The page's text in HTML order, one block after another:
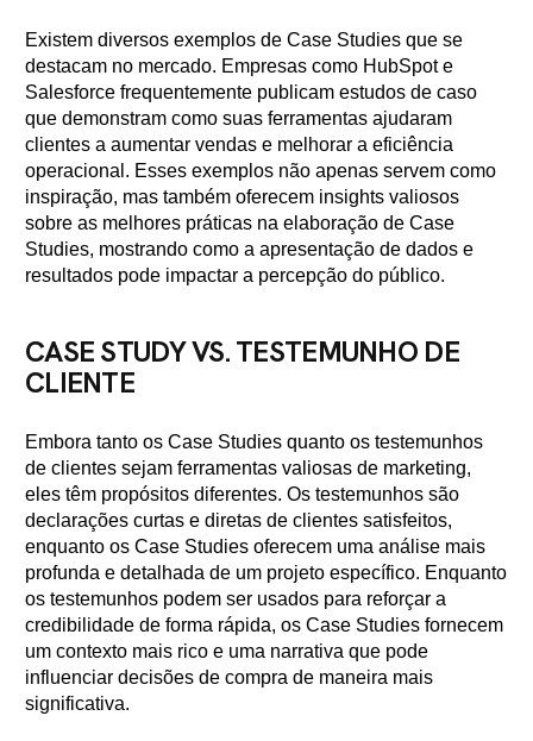
Existem diversos exemplos de Case Studies que se
destacam no mercado. Empresas como HubSpot e
Salesforce frequentemente publicam estudos de caso
que demonstram como suas ferramentas ajudaram
clientes a aumentar vendas e melhorar a eficiência
operacional. Esses exemplos não apenas servem como
inspiração, mas também oferecem insights valiosos
sobre as melhores práticas na elaboração de Case
Studies, mostrando como a apresentação de dados e
resultados pode impactar a percepção do público.
CASE STUDY VS. TESTEMUNHO DE
CLIENTE
Embora tanto os Case Studies quanto os testemunhos
de clientes sejam ferramentas valiosas de marketing,
eles têm propósitos diferentes. Os testemunhos são
declarações curtas e diretas de clientes satisfeitos,
enquanto os Case Studies oferecem uma análise mais
profunda e detalhada de um projeto específico. Enquanto
os testemunhos podem ser usados para reforçar a
credibilidade de forma rápida, os Case Studies fornecem
um contexto mais rico e uma narrativa que pode
influenciar decisões de compra de maneira mais
significativa.